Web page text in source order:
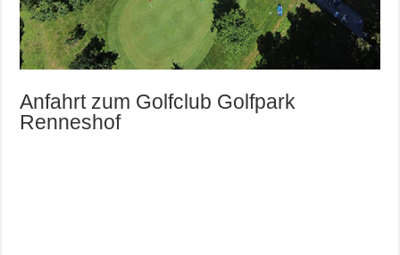
Anfahrt zum Golfclub Golfpark
Renneshof